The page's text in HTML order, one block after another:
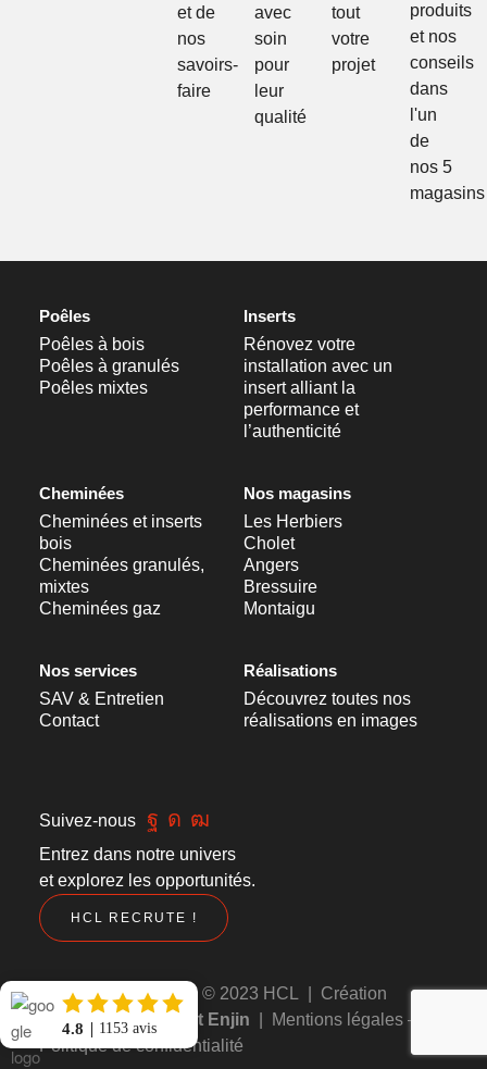
4.8 1153 avis
et de
nos
savoirs-
faire
avec
soin
pour
leur
qualité
tout
votre
projet
produits
et nos
conseils
dans
l'un
de
nos 5
magasins
Poêles
Poêles à bois
Poêles à granulés
Poêles mixtes
Inserts
Rénovez votre
installation avec un
insert alliant la
performance et
l’authenticité
Cheminées
Cheminées et inserts
bois
Cheminées granulés,
mixtes
Cheminées gaz
Nos magasins
Les Herbiers
Cholet
Angers
Bressuire
Montaigu
Nos services
SAV & Entretien
Contact
Réalisations
Découvrez toutes nos
réalisations en images
Suivez-nous
Entrez dans notre univers
et explorez les opportunités.
HCL RECRUTE !
Tous droits réservés. © 2023 HCL | Création
Agence Web Cholet Enjin
Mentions légales –
Politique de confidentialité